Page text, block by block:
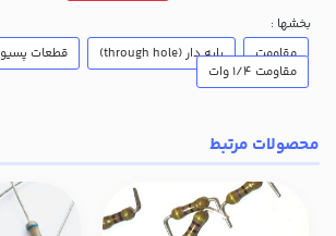
بخشها :
مقاومت
پایه دار (through hole)
قطعات پسیو
مقاومت 1/4 وات
محصولات مرتبط